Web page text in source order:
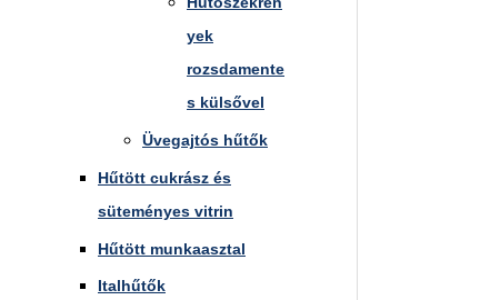
yek
rozsdamente
s külsővel
Üvegajtós hűtők
Hűtött cukrász és
süteményes vitrin
Hűtött munkaasztal
Italhűtők